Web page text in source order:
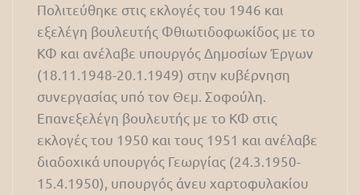
Πολιτεύθηκε στις εκλογές του 1946 και
εξελέγη βουλευτής Φθιωτιδοφωκίδος με το
ΚΦ και ανέλαβε υπουργός Δημοσίων Έργων
(18.11.1948-20.1.1949) στην κυβέρνηση
συνεργασίας υπό τον Θεμ. Σοφούλη.
Επανεξελέγη βουλευτής με το ΚΦ στις
εκλογές του 1950 και τους 1951 και ανέλαβε
διαδοχικά υπουργός Γεωργίας (24.3.1950-
15.4.1950), υπουργός άνευ χαρτοφυλακίου